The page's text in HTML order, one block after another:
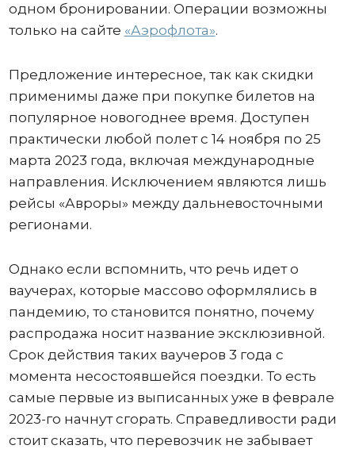
одном бронировании. Операции возможны
только на сайте «Аэрофлота».
Предложение интересное, так как скидки
применимы даже при покупке билетов на
популярное новогоднее время. Доступен
практически любой полет с 14 ноября по 25
марта 2023 года, включая международные
направления. Исключением являются лишь
рейсы «Авроры» между дальневосточными
регионами.
Однако если вспомнить, что речь идет о
ваучерах, которые массово оформлялись в
пандемию, то становится понятно, почему
распродажа носит название эксклюзивной.
Срок действия таких ваучеров 3 года с
момента несостоявшейся поездки. То есть
самые первые из выписанных уже в феврале
2023-го начнут сгорать. Справедливости ради
стоит сказать, что перевозчик не забывает